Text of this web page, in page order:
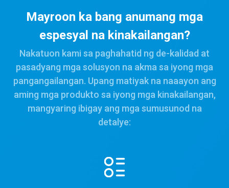
Mayroon ka bang anumang mga
espesyal na kinakailangan?
Nakatuon kami sa paghahatid ng de-kalidad at
pasadyang mga solusyon na akma sa iyong mga
pangangailangan. Upang matiyak na naaayon ang
aming mga produkto sa iyong mga kinakailangan,
mangyaring ibigay ang mga sumusunod na
detalye: